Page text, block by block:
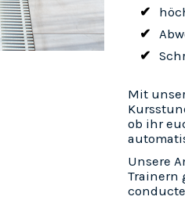
Mit
ob ihr
Unsere
Trainern